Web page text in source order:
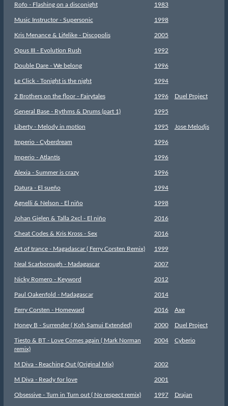
Rofo - Flashing on a disconight 1983
Music Instructor - Supersonic 1998
Kris Menance & Lifelike - Discopolis 2005
Opus III - Evolution Rush 1992
Double Dare - We belong 1996
Le Click - Tonight is the night 1994
2 Brothers on the floor - Fairytales 1996 Duel Project
General Base - Rythms & Drums (part 1) 1995
Liberty - Melody in motion 1995 Jose Melodjs
Imperio - Cyberdream 1996
Imperio - Atlantis 1996
Alexia - Summer is crazy 1996
Datura - El sueño 1994
Agnelli & Nelson - El niño 1998
Johan Gielen & Talla 2xcl - El niño 2016
Cheat Codes & Kris Kross - Sex 2016
Art of trance - Magadascar ( Ferry Corsten Remix) 1999
Neal Scarborough - Madagascar 2007
Nicky Romero - Keyword 2012
Paul Oakenfold - Madagascar 2014
Ferry Corsten - Homeward 2016 Axe
Honey B - Surrender ( Koh Samui Extended) 2000 Duel Project
Tiesto & BT - Love Comes again ( Mark Norman
remix)
2004 Cyberio
M Diva - Reaching Out (Original Mix) 2002
M Diva - Ready for love 2001
Obsessive - Turn in Turn out ( No respect remix) 1997 Drajan